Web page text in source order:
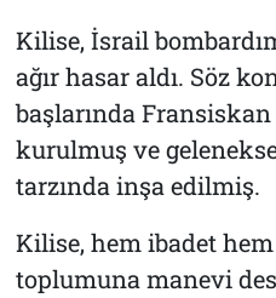
Kilise, İsrail
ağır hasar aldı. Söz
başlarında
kurulmuş ve
tarzında inşa edilmiş.
Kilise, hem ibadet
toplumuna manevi